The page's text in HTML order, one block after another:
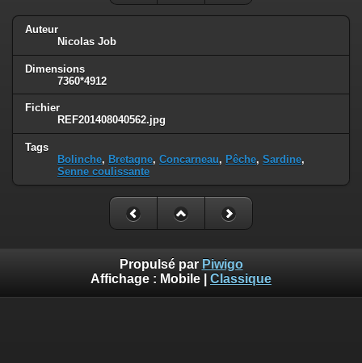
Auteur
Nicolas Job
Dimensions
7360*4912
Fichier
REF201408040562.jpg
Tags
Bolinche, Bretagne, Concarneau, Pêche, Sardine,
Senne coulissante
Propulsé par Piwigo
Affichage : Mobile Classique